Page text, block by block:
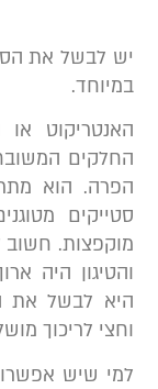
לבשל את
המשובחים
הוא מתרכך
חשוב
היה
לבשל את
לריכוך מושלם.
שיש אפשרות